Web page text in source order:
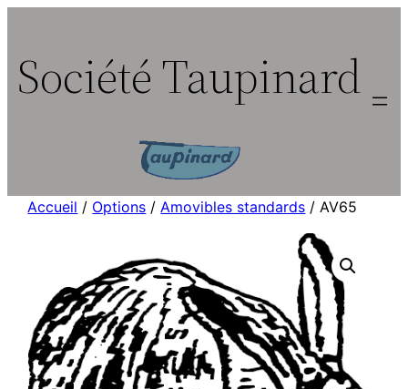
contenu
Société Taupinard
Accueil / Options / Amovibles standards / AV65